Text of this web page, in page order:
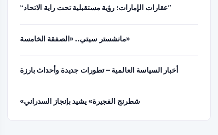
“عقارات الإمارات: رؤية مستقبلية تحت راية الاتحاد”
مانشستر سيتي.. «الصفقة الخامسة»
أخبار السياسة العالمية – تطورات جديدة وأحداث بارزة
«شطرنج الفجيرة» يشيد بإنجاز السدراني